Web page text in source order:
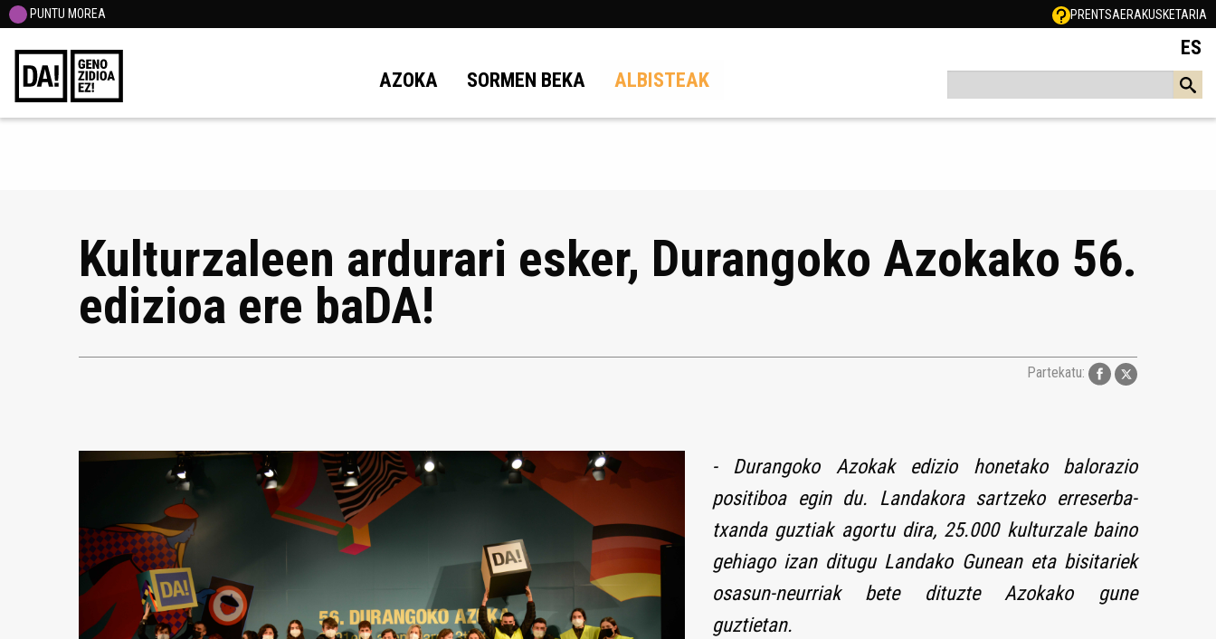
PUNTU MOREA PRENTSAERAKUSKETARIA
AZOKA SORMEN BEKA ALBISTEAK
ES
Kulturzaleen ardurari esker, Durangoko Azokako 56.
edizioa ere baDA!
Partekatu:
- Durangoko Azokak edizio honetako balorazio
positiboa egin du. Landakora sartzeko erreserba-
txanda guztiak agortu dira, 25.000 kulturzale baino
gehiago izan ditugu Landako Gunean eta bisitariek
osasun-neurriak bete dituzte Azokako gune
guztietan.